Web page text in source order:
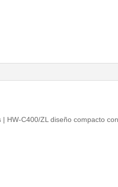
| HW-C400/ZL diseño compacto